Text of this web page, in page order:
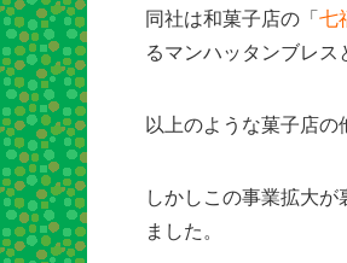
同社は和菓子店の「七
るマンハッタンブレス
以上のような菓子店の
しかしこの事業拡大
ました。